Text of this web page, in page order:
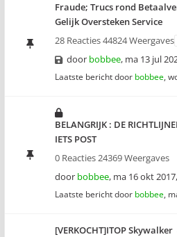
Fraude; Trucs rond
Gelijk Oversteken Service
28 Reacties 44824 Weergaves
door bobbee, ma 13 jul
Laatste bericht door bobbee,
BELANGRIJK : DE
IETS POST
0 Reacties 24369 Weergaves
door bobbee, ma 16 okt
Laatste bericht door bobbee,
[VERKOCHT]ITOP Skywalker